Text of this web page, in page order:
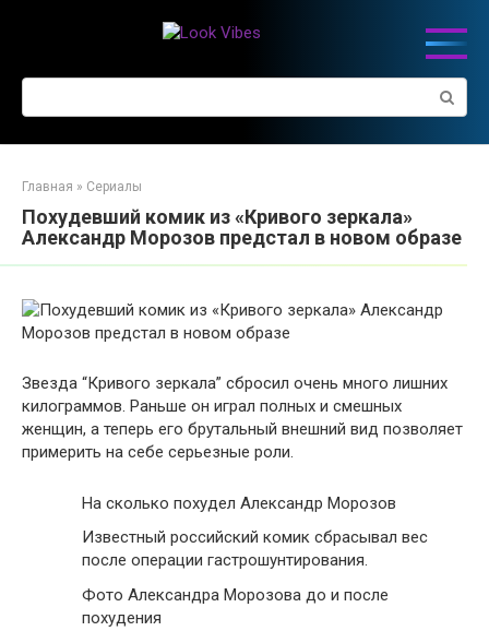
Главная » Сериалы
Похудевший комик из «Кривого зеркала»
Александр Морозов предстал в новом образе
Звезда “Кривого зеркала” сбросил очень много лишних
килограммов. Раньше он играл полных и смешных
женщин, а теперь его брутальный внешний вид позволяет
примерить на себе серьезные роли.
На сколько похудел Александр Морозов
Известный российский комик сбрасывал вес
после операции гастрошунтирования.
Фото Александра Морозова до и после
похудения